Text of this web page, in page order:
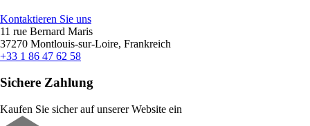
Kontaktieren Sie uns
11 rue Bernard Maris
37270 Montlouis-sur-Loire, Frankreich
+33 1 86 47 62 58
Sichere Zahlung
Kaufen Sie sicher auf unserer Website ein